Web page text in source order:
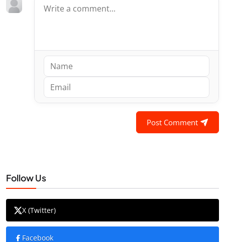
Post Comment
Follow Us
X (Twitter)
Facebook